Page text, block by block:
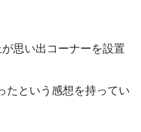
思い出コーナーを設置
たという感想を持ってい